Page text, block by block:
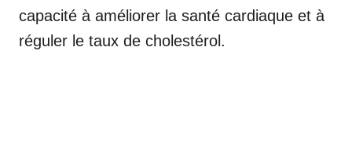
capacité à améliorer la santé cardiaque et à
réguler le taux de cholestérol.